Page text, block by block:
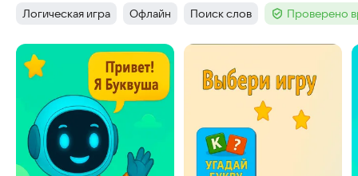
Тег :
Логическая игра Тег:
Офлайн Тег:
Поиск слов Тег :Проверено
Скриншоты